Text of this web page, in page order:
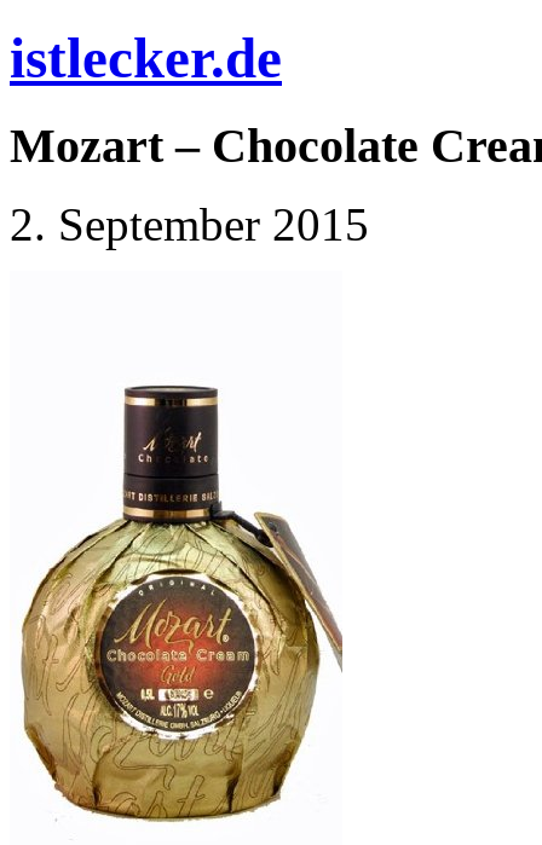
istlecker.de
Mozart – Chocolate
2. September 2015